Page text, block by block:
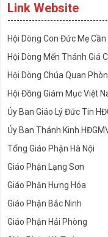
Link Website
Hội Dòng Con Đức Mẹ
Hội Dòng Mến Thánh Giá
Hội Dòng Chúa Quan
Hội Đồng Giám Mục Việt
Ủy Ban Giáo Lý Đức Tin
Ủy Ban Thánh Kinh
Tổng Giáo Phận Hà Nội
Giáo Phận Lạng Sơn
Giáo Phận Hưng Hóa
Giáo Phận Bắc Ninh
Giáo Phận Hải Phòng